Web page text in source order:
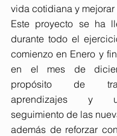
vida cotidiana y mejorar
Este proyecto se ha
durante todo el
comienzo en Enero y
en el mes de
propósito de
aprendizajes y
seguimiento de las
además de reforzar